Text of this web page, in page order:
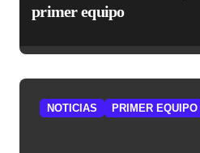
primer equipo
NOTICIAS PRIMER EQUIPO